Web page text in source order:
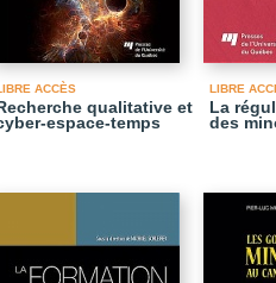
ACCÈS
qualitative et
espace-temps
LIBRE
La
des